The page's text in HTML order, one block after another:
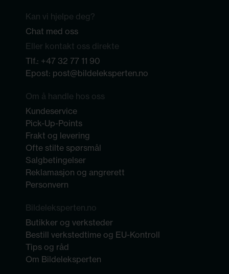
Kan vi hjelpe deg?
Chat med oss
Eller kontakt oss direkte
Tlf.: +47 32 77 11 90
Epost: post@bildeleksperten.no
Om å handle hos oss
Kundeservice
Pick-Up-Points
Frakt og levering
Ofte stilte spørsmål
Salgbetingelser
Reklamasjon og angrerett
Personvern
Bildeleksperten.no
Butikker og verksteder
Bestill verkstedtime og EU-Kontroll
Tips og råd
Om Bildeleksperten